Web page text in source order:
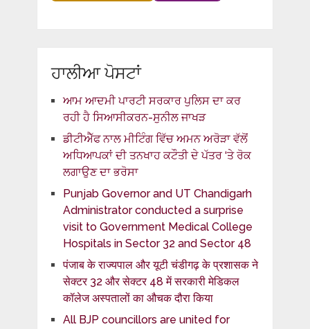
ਹਾਲੀਆ ਪੋਸਟਾਂ
ਆਮ ਆਦਮੀ ਪਾਰਟੀ ਸਰਕਾਰ ਪੁਲਿਸ ਦਾ ਕਰ
ਰਹੀ ਹੈ ਸਿਆਸੀਕਰਨ-ਸੁਨੀਲ ਜਾਖੜ
ਡੀਟੀਐੱਫ ਨਾਲ ਮੀਟਿੰਗ ਵਿੱਚ ਅਮਨ ਅਰੋੜਾ ਵੱਲੋਂ
ਅਧਿਆਪਕਾਂ ਦੀ ਤਨਖਾਹ ਕਟੌਤੀ ਦੇ ਪੱਤਰ ‘ਤੇ ਰੋਕ
ਲਗਾਉਣ ਦਾ ਭਰੋਸਾ
Punjab Governor and UT Chandigarh
Administrator conducted a surprise
visit to Government Medical College
Hospitals in Sector 32 and Sector 48
पंजाब के राज्यपाल और यूटी चंडीगढ़ के प्रशासक ने
सेक्टर 32 और सेक्टर 48 में सरकारी मेडिकल
कॉलेज अस्पतालों का औचक दौरा किया
All BJP councillors are united for